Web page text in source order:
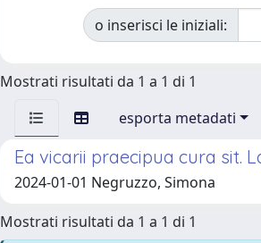
o inserisci le iniziali:
Mostrati risultati da 1 a 1 di 1
esporta metadati
Ea vicarii praecipua cura sit.
2024-01-01 Negruzzo, Simona
Mostrati risultati da 1 a 1 di 1